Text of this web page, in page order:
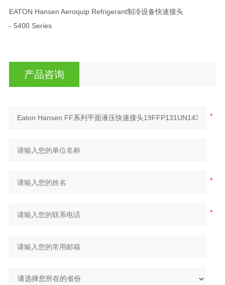
EATON Hansen Aeroquip Refrigerant制冷设备快速接头
- 5400 Series
产品咨询